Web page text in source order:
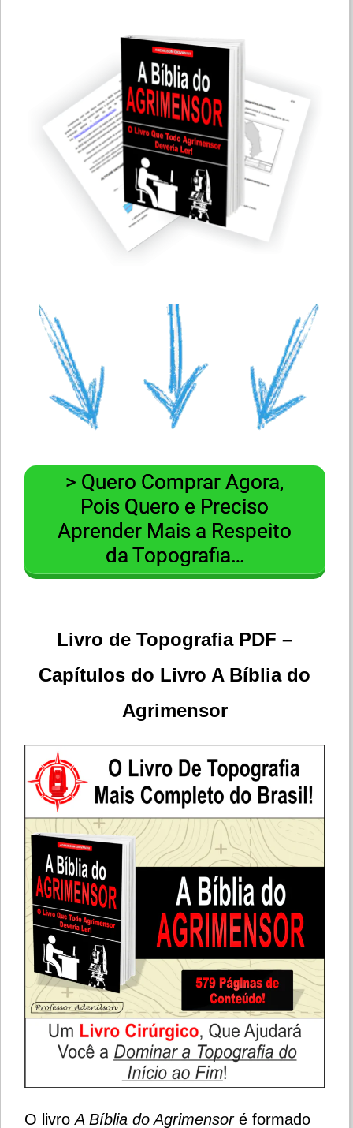
> Quero Comprar Agora,
Pois Quero e Preciso
Aprender Mais a Respeito
da Topografia…
Livro de Topografia PDF –
Capítulos do Livro A Bíblia do
Agrimensor
O livroA Bíblia do Agrimensoré formado